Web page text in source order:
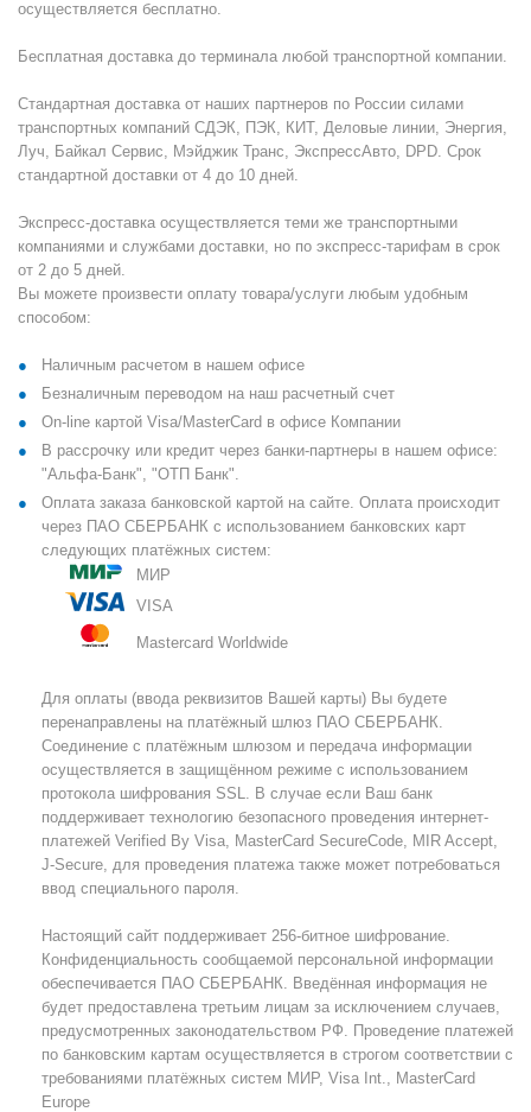
осуществляется бесплатно.
Бесплатная доставка до терминала любой транспортной компании.
Стандартная доставка от наших партнеров по России силами
транспортных компаний СДЭК, ПЭК, КИТ, Деловые линии, Энергия,
Луч, Байкал Сервис, Мэйджик Транс, ЭкспрессАвто, DPD. Срок
стандартной доставки от 4 до 10 дней.
Экспресс-доставка осуществляется теми же транспортными
компаниями и службами доставки, но по экспресс-тарифам в срок
от 2 до 5 дней.
Вы можете произвести оплату товара/услуги любым удобным
способом:
Наличным расчетом в нашем офисе
Безналичным переводом на наш расчетный счет
On-line картой Visa/MasterCard в офисе Компании
В рассрочку или кредит через банки-партнеры в нашем офисе:
"Альфа-Банк", "ОТП Банк".
Оплата заказа банковской картой на сайте. Оплата происходит
через ПАО СБЕРБАНК с использованием банковских карт
следующих платёжных систем:
МИР
VISA
Mastercard Worldwide
Для оплаты (ввода реквизитов Вашей карты) Вы будете
перенаправлены на платёжный шлюз ПАО СБЕРБАНК.
Соединение с платёжным шлюзом и передача информации
осуществляется в защищённом режиме с использованием
протокола шифрования SSL. В случае если Ваш банк
поддерживает технологию безопасного проведения интернет-
платежей Verified By Visa, MasterCard SecureCode, MIR Accept,
J-Secure, для проведения платежа также может потребоваться
ввод специального пароля.
Настоящий сайт поддерживает 256-битное шифрование.
Конфиденциальность сообщаемой персональной информации
обеспечивается ПАО СБЕРБАНК. Введённая информация не
будет предоставлена третьим лицам за исключением случаев,
предусмотренных законодательством РФ. Проведение платежей
по банковским картам осуществляется в строгом соответствии с
требованиями платёжных систем МИР, Visa Int., MasterCard
Europe